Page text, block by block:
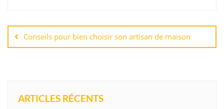
de
l’article
Conseils pour bien choisir son artisan de maison
ARTICLES RÉCENTS